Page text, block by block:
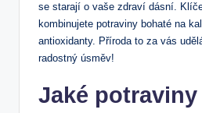
se starají o⁤ vaše zdraví dásní.​
kombinujete potraviny bohaté na
antioxidanty. Příroda to za⁢ vás
radostný úsměv!
Jaké